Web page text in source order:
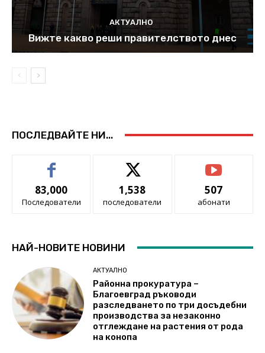
АКТУАЛНО
Вижте какво реши правителството днес
ПОСЛЕДВАЙТЕ НИ...
83,000
Последователи
1,538
последователи
507
абонати
НАЙ-НОВИТЕ НОВИНИ
АКТУАЛНО
Районна прокуратура –
Благоевград ръководи
разследването по три досъдебни
производства за незаконно
отглеждане на растения от рода
на конопа